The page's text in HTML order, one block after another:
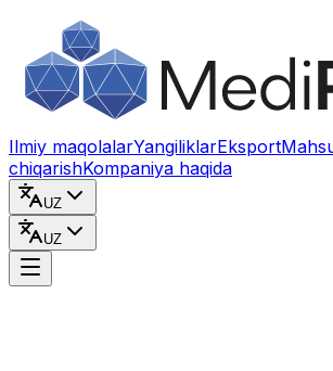
Kontentga o‘tish
Ilmiy maqolalarYangiliklarEksport
chiqarishKompaniya haqida
UZ
UZ